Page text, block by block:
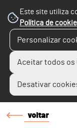
Este site utiliza
Política de
Personalizar
Aceitar todos os
Desativar
voltar